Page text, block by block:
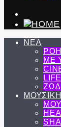
ΝΕΑ
ΜΕ
ΜΟΥΣΙΚΗ